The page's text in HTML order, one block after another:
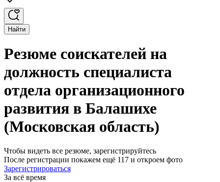
Найти
Резюме соискателей на
должность специалиста
отдела организационного
развития в Балашихе
(Московская область)
Чтобы видеть все резюме, зарегистрируйтесь
После регистрации покажем ещё 117 и откроем фото
Зарегистрироваться
За всё время